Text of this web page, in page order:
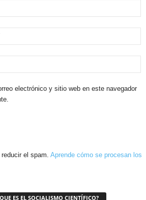
electrónico y sitio web en este navegador
el spam. Aprende cómo se procesan los
ES EL SOCIALISMO CIENTÍFICO?